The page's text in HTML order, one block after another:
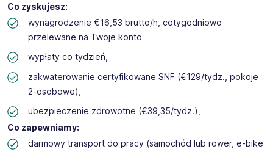
Co zyskujesz:
wynagrodzenie €16,53 brutto/h, cotygodniowo
przelewane na Twoje konto
wypłaty co tydzień,
zakwaterowanie certyfikowane SNF (€129/tydz., pokoje
2-osobowe),
ubezpieczenie zdrowotne (€39,35/tydz.),
Co zapewniamy:
darmowy transport do pracy (samochód lub rower, e-bike